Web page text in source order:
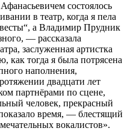
состоялось
в театр, когда я пела
а Владимир Прудник
— рассказала
заслуженная артистка
тогда я была потрясена
наполнения,
двадцати лет
партнёрами по сцене,
человек, прекрасный
время, — блестящий
вокалистов».